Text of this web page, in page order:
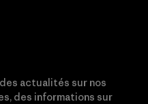
actualités sur nos
des informations sur